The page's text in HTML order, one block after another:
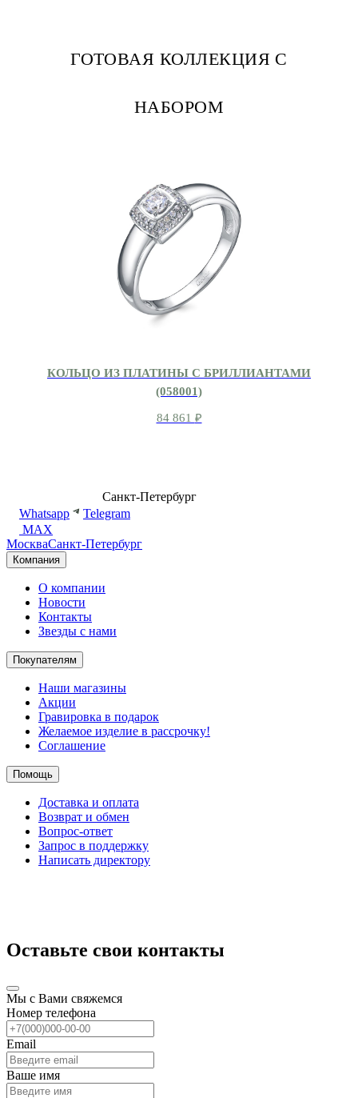
ГОТОВАЯ КОЛЛЕКЦИЯ С
НАБОРОМ
КОЛЬЦО ИЗ ПЛАТИНЫ С БРИЛЛИАНТАМИ
(058001)
84 861 ₽
Санкт-Петербург
Whatsapp
Telegram
MAX
МоскваСанкт-Петербург
Компания
О компании
Новости
Контакты
Звезды с нами
Покупателям
Наши магазины
Акции
Гравировка в подарок
Желаемое изделие в рассрочку!
Соглашение
Помощь
Доставка и оплата
Возврат и обмен
Вопрос-ответ
Запрос в поддержку
Написать директору
Оставьте свои контакты
Мы с Вами свяжемся
Номер телефона
Email
Ваше имя